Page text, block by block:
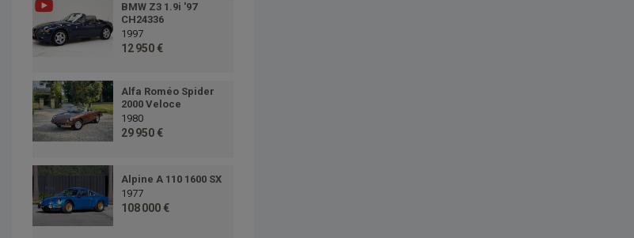
BMW Z3 1.9i '97
CH24336
1997
12 950 €
Alfa Roméo Spider
2000 Veloce
1980
29 950 €
Alpine A 110 1600 SX
1977
108 000 €